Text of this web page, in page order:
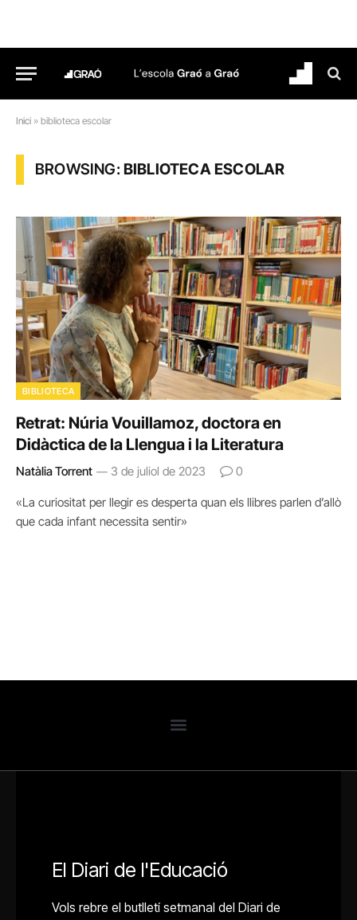
Inici » biblioteca escolar
BROWSING:BIBLIOTECA ESCOLAR
BIBLIOTECA
Retrat: Núria Vouillamoz, doctora en
Didàctica de la Llengua i la Literatura
Natàlia Torrent 3 de juliol de 2023 0
«La curiositat per llegir es desperta quan els llibres parlen d’allò
que cada infant necessita sentir»